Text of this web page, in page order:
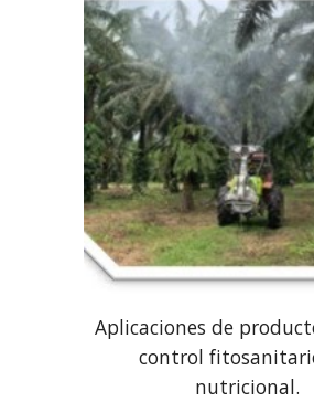
Aplicaciones de
control
nutricional.